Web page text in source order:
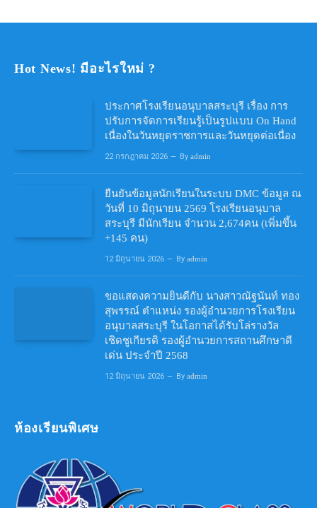
Hot News! มีอะไรใหม่ ?
ประกาศโรงเรียนอนุบาลสระบุรี เรื่อง การ
ปรับการจัดการเรียนรู้เป็นรูปแบบ On Hand
เนื่องในวันหยุดราชการและวันหยุดต่อเนื่อง
22 กรกฎาคม 2026 By admin
ยืนยันข้อมูลนักเรียนในระบบ DMC ข้อมูล ณ
วันที่ 10 มิถุนายน 2569 โรงเรียนอนุบาล
สระบุรี มีนักเรียน จำนวน 2,674คน (เพิ่มขึ้น
+145 คน)
12 มิถุนายน 2026 By admin
ขอแสดงความยินดีกับ นางสาวณัฐนันท์ ทอง
สุพรรณ์ ตำแหน่ง รองผู้อำนวยการโรงเรียน
อนุบาลสระบุรี ในโอกาสได้รับโล่รางวัล
เชิดชูเกียรติ รองผู้อำนวยการสถานศึกษาดี
เด่น ประจำปี 2568
12 มิถุนายน 2026 By admin
ห้องเรียนพิเศษ